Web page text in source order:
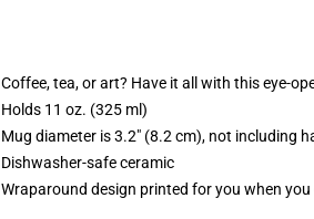
Coffee, tea, or art? Have it all with this eye-
Holds 11 oz. (325 ml)
Mug diameter is 3.2" (8.2 cm), not including
Dishwasher-safe ceramic
Wraparound design printed for you when you